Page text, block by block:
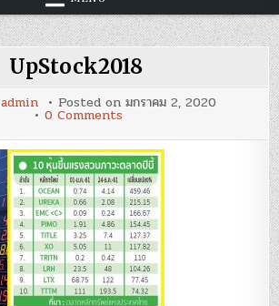
UpStock2018
admin Posted on มกราคม 2, 2020
0 Commentson